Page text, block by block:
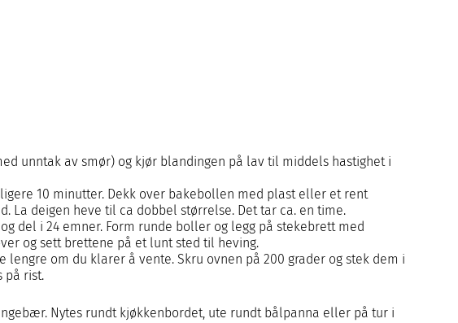
unntak av smør) og kjør blandingen på lav til middels hastighet i
10 minutter. Dekk over bakebollen med plast eller et rent
La deigen heve til ca dobbel størrelse. Det tar ca. en time.
del i 24 emner. Form runde boller og legg på stekebrett med
og sett brettene på et lunt sted til heving.
om du klarer å vente. Skru ovnen på 200 grader og stek dem i
på rist.
Nytes rundt kjøkkenbordet, ute rundt bålpanna eller på tur i